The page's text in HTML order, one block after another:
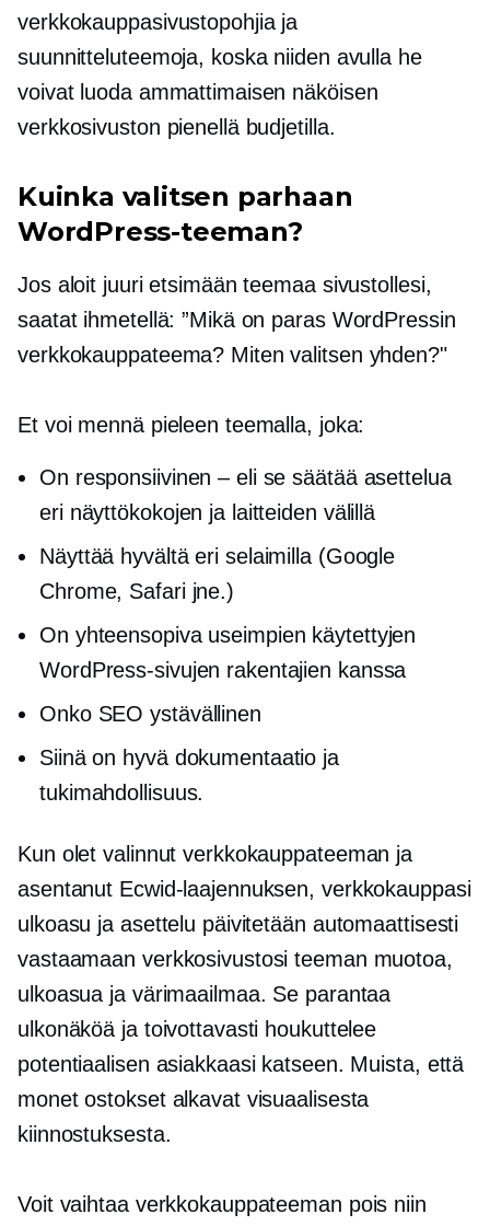
verkkokauppasivustopohjia ja
suunnitteluteemoja, koska niiden avulla he
voivat luoda ammattimaisen näköisen
verkkosivuston pienellä budjetilla.
Kuinka valitsen parhaan
WordPress-teeman?
Jos aloit juuri etsimään teemaa sivustollesi,
saatat ihmetellä: ”Mikä on paras WordPressin
verkkokauppateema? Miten valitsen yhden?"
Et voi mennä pieleen teemalla, joka:
On responsiivinen – eli se säätää asettelua
eri näyttökokojen ja laitteiden välillä
Näyttää hyvältä eri selaimilla (Google
Chrome, Safari jne.)
On yhteensopiva useimpien käytettyjen
WordPress-sivujen rakentajien kanssa
Onko SEO ystävällinen
Siinä on hyvä dokumentaatio ja
tukimahdollisuus.
Kun olet valinnut verkkokauppateeman ja
asentanut Ecwid-laajennuksen, verkkokauppasi
ulkoasu ja asettelu päivitetään automaattisesti
vastaamaan verkkosivustosi teeman muotoa,
ulkoasua ja värimaailmaa. Se parantaa
ulkonäköä ja toivottavasti houkuttelee
potentiaalisen asiakkaasi katseen. Muista, että
monet ostokset alkavat visuaalisesta
kiinnostuksesta.
Voit vaihtaa verkkokauppateeman pois niin